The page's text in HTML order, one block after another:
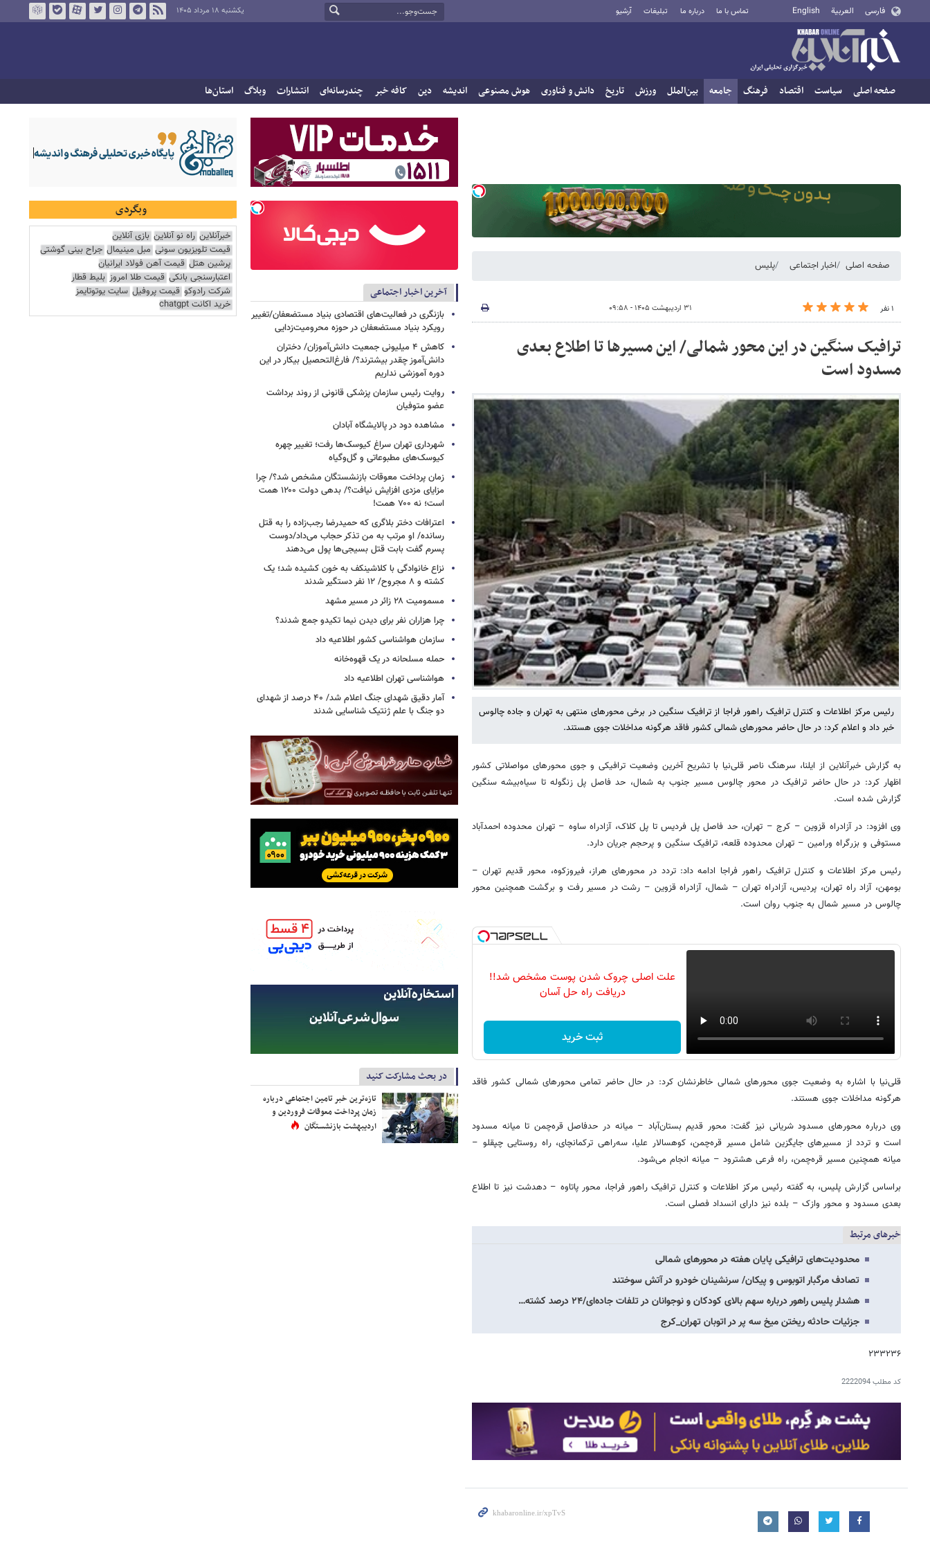
فارسی العربية English تماس با ما درباره ما تبلیغات آرشیو یکشنبه ۱۸ مرداد ۱۴۰۵
صفحه اصلی سیاست اقتصاد فرهنگ جامعه بین‌الملل ورزش تاریخ دانش و فناوری هوش مصنوعی اندیشه دین کافه خبر چندرسانه‌ای انتشارات وبلاگ استان‌ها
صفحه اصلی اخبار اجتماعی پلیس
۱ نفر ۳۱ اردیبهشت ۱۴۰۵ - ۰۹:۵۸
ترافیک سنگین در این محور شمالی/ این مسیرها تا اطلاع بعدی
مسدود است
رئیس مرکز اطلاعات و کنترل ترافیک راهور فراجا از ترافیک سنگین در برخی محورهای منتهی به تهران و جاده چالوس
خبر داد و اعلام کرد: در حال حاضر محورهای شمالی کشور فاقد هرگونه مداخلات جوی هستند.
به گزارش خبرآنلاین از ایلنا، سرهنگ ناصر قلی‌نیا با تشریح آخرین وضعیت ترافیکی و جوی محورهای مواصلاتی کشور
اظهار کرد: در حال حاضر ترافیک در محور چالوس مسیر جنوب به شمال، حد فاصل پل زنگوله تا سیاه‌بیشه سنگین
گزارش شده است.
وی افزود: در آزادراه قزوین – کرج – تهران، حد فاصل پل فردیس تا پل کلاک، آزادراه ساوه – تهران محدوده احمدآباد
مستوفی و بزرگراه ورامین – تهران محدوده قلعه، ترافیک سنگین و پرحجم جریان دارد.
رئیس مرکز اطلاعات و کنترل ترافیک راهور فراجا ادامه داد: تردد در محورهای هراز، فیروزکوه، محور قدیم تهران –
بومهن، آزاد راه تهران، پردیس، آزادراه تهران – شمال، آزادراه قزوین – رشت در مسیر رفت و برگشت همچنین محور
چالوس در مسیر شمال به جنوب روان است.
علت اصلی چروک شدن پوست مشخص شد!!
دریافت راه حل آسان
ثبت خرید
قلی‌نیا با اشاره به وضعیت جوی محورهای شمالی خاطرنشان کرد: در حال حاضر تمامی محورهای شمالی کشور فاقد
هرگونه مداخلات جوی هستند.
وی درباره محورهای مسدود شریانی نیز گفت: محور قدیم بستان‌آباد – میانه در حدفاصل قره‌چمن تا میانه مسدود
است و تردد از مسیرهای جایگزین شامل مسیر قره‌چمن، کوهسالار علیا، سه‌راهی ترکمانچای، راه روستایی چپقلو –
میانه همچنین مسیر قره‌چمن، راه فرعی هشترود – میانه انجام می‌شود.
براساس گزارش پلیس، به گفته رئیس مرکز اطلاعات و کنترل ترافیک راهور فراجا، محور پاتاوه – دهدشت نیز تا اطلاع
بعدی مسدود و محور وازک – بلده نیز دارای انسداد فصلی است.
خبرهای مرتبط
محدودیت‌های ترافیکی پایان هفته در محورهای شمالی
تصادف مرگبار اتوبوس و پیکان/ سرنشینان خودرو در آتش سوختند
هشدار پلیس راهور درباره سهم بالای کودکان و نوجوانان در تلفات جاده‌ای/۲۴ درصد کشته…
جزئیات حادثه ریختن میخ سه پر در اتوبان تهران_کرج
۲۳۳۲۳۶
کد مطلب2222094
آخرین اخبار اجتماعی
بازنگری در فعالیت‌های اقتصادی بنیاد مستضعفان/تغییر
رویکرد بنیاد مستضعفان در حوزه محرومیت‌زدایی
کاهش ۴ میلیونی جمعیت دانش‌آموزان/ دختران
دانش‌آموز چقدر بیشترند؟/ فارغ‌التحصیل بیکار در این
دوره آموزشی نداریم
روایت رئیس سازمان پزشکی قانونی از روند برداشت
عضو متوفیان
مشاهده دود در پالایشگاه آبادان
شهرداری تهران سراغ کیوسک‌ها رفت؛ تغییر چهره
کیوسک‌های مطبوعاتی و گل‌وگیاه
زمان پرداخت معوقات بازنشستگان مشخص شد؟/ چرا
مزایای مزدی افزایش نیافت؟/ بدهی دولت ۱۲۰۰ همت
است؛ نه ۷۰۰ همت!
اعترافات دختر بلاگری که حمیدرضا رجب‌زاده را به قتل
رسانده/ او مرتب به من تذکر حجاب می‌داد/دوست
پسرم گفت بابت قتل بسیجی‌ها پول می‌دهند
نزاع خانوادگی با کلاشینکف به خون کشیده شد؛ یک
کشته و ۸ مجروح/ ۱۲ نفر دستگیر شدند
مسمومیت ۲۸ زائر در مسیر مشهد
چرا هزاران نفر برای دیدن نیما تکیدو جمع شدند؟
سازمان هواشناسی کشور اطلاعیه داد
حمله مسلحانه در یک قهوه‌خانه
هواشناسی تهران اطلاعیه داد
آمار دقیق شهدای جنگ اعلام شد/ ۴۰ درصد از شهدای
دو جنگ با علم ژنتیک شناسایی شدند
در بحث مشارکت کنید
تازه‌ترین خبر تامین اجتماعی درباره
زمان پرداخت معوقات فروردین و
اردیبهشت بازنشستگان
وبگردی
خبرآنلاین راه نو آنلاین بازی آنلاین
قیمت تلویزیون سونی مبل مینیمال جراح بینی گوشتی
پرشین هتل قیمت آهن فولاد ایرانیان
اعتبارسنجی بانکی قیمت طلا امروز بلیط قطار
شرکت رادوکو قیمت پروفیل سایت یوتوتایمز
خرید اکانت chatgpt